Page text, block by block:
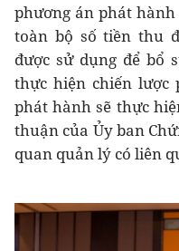
phương án phát hành
toàn bộ số tiền thu
được sử dụng để bổ
thực hiện chiến lược
phát hành sẽ thực
thuận của Ủy ban
quan quản lý có liên